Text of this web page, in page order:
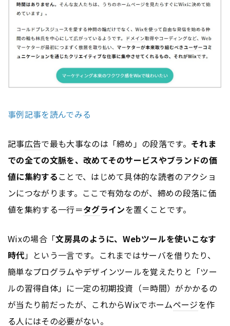
事例記事を読んでみる
記事広告で最も大事なのは「締め」の段落です。 それま
での全ての文脈を、改めてそのサービスやブランドの価
値に集約することで、はじめて具体的な読者のアクショ
ンにつながります。ここで有効なのが、締めの段落に価
値を集約する一行＝タグラインを置くことです。
Wixの場合「文房具のように、Webツールを使いこなす
時代」という一言です。これまではサーバを借りたり、
簡単なプログラムやデザインツールを覚えたりと「ツー
ルの習得自体」に一定の初期投資（＝時間）がかかるの
が当たり前だったが、これからWixでホームページを作
る人にはその必要がない。